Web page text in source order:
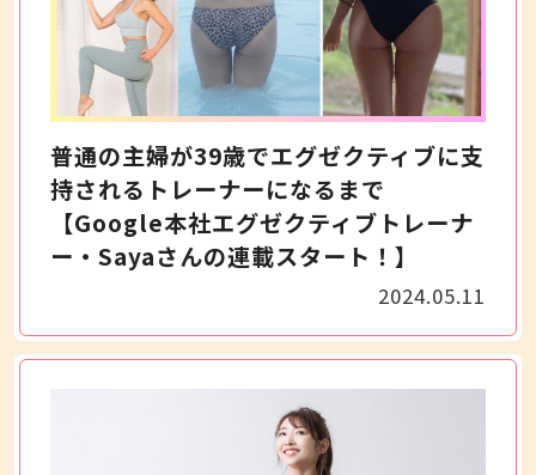
普通の主婦が39歳でエグゼクティブに支
持されるトレーナーになるまで
【Google本社エグゼクティブトレーナ
ー・Sayaさんの連載スタート！】
2024.05.11